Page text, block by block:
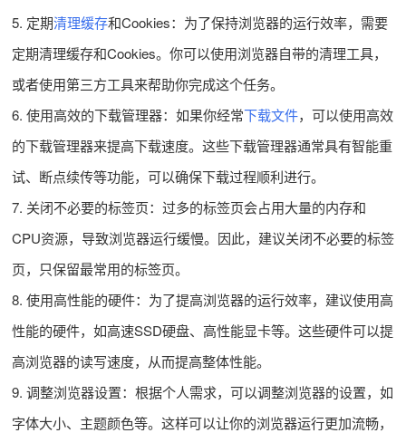
5. 定期清理缓存和Cookies：为了保持浏览器的运行效率，需要
定期清理缓存和Cookies。你可以使用浏览器自带的清理工具，
或者使用第三方工具来帮助你完成这个任务。
6. 使用高效的下载管理器：如果你经常下载文件，可以使用高效
的下载管理器来提高下载速度。这些下载管理器通常具有智能重
试、断点续传等功能，可以确保下载过程顺利进行。
7. 关闭不必要的标签页：过多的标签页会占用大量的内存和
CPU资源，导致浏览器运行缓慢。因此，建议关闭不必要的标签
页，只保留最常用的标签页。
8. 使用高性能的硬件：为了提高浏览器的运行效率，建议使用高
性能的硬件，如高速SSD硬盘、高性能显卡等。这些硬件可以提
高浏览器的读写速度，从而提高整体性能。
9. 调整浏览器设置：根据个人需求，可以调整浏览器的设置，如
字体大小、主题颜色等。这样可以让你的浏览器运行更加流畅，